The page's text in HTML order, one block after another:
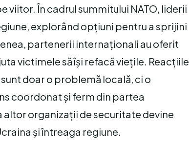
viitor. În cadrul summitului NATO, liderii
explorând opțiuni pentru a sprijini
partenerii internaționali au oferit
victimele să își refacă viețile. Reacțiile
doar o problemă locală, ci o
coordonat și ferm din partea
organizații de securitate devine
și întreaga regiune.